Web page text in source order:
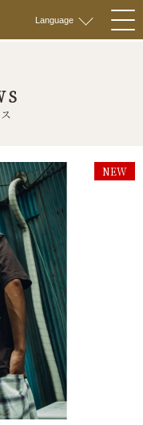
沢 プリンス
Language
NEW